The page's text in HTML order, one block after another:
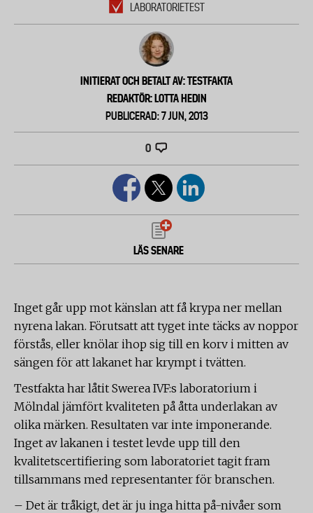
LABORATORIETEST
INITIERAT OCH BETALT AV: TESTFAKTA
REDAKTÖR: LOTTA HEDIN
PUBLICERAD: 7 JUN, 2013
0
LÄS SENARE
Inget går upp mot känslan att få krypa ner mellan
nyrena lakan. Förutsatt att tyget inte täcks av noppor
förstås, eller knölar ihop sig till en korv i mitten av
sängen för att lakanet har krympt i tvätten.
Testfakta har låtit Swerea IVF:s laboratorium i
Mölndal jämfört kvaliteten på åtta underlakan av
olika märken. Resultaten var inte imponerande.
Inget av lakanen i testet levde upp till den
kvalitetscertifiering som laboratoriet tagit fram
tillsammans med representanter för branschen.
– Det är tråkigt, det är ju inga hitta på-nivåer som